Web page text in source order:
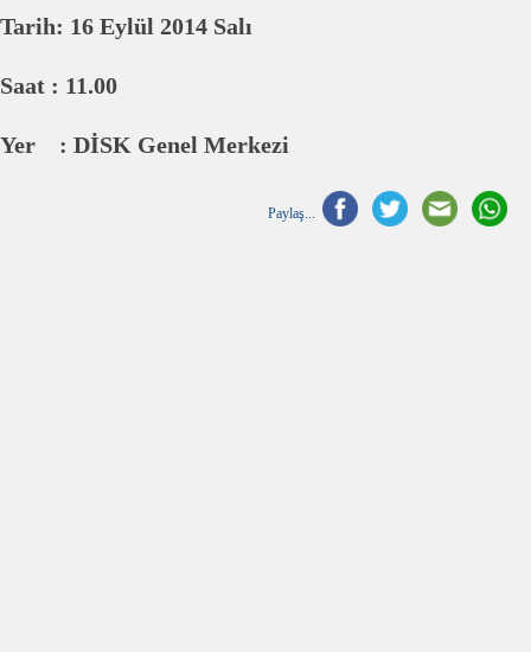
Tarih: 16 Eylül 2014 Salı
Saat : 11.00
Yer : DİSK Genel Merkezi
Paylaş...